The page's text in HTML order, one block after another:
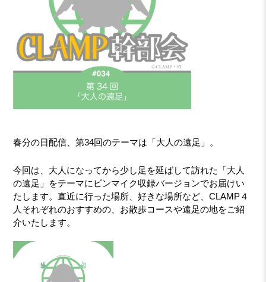
春分の日配信、第34回のテーマは「大人の遠足」。
今回は、大人になってから少し足を延ばして訪れた「大人
の遠足」をテーマにピンマイク収録バージョンでお届けい
たします。直近に行った場所、好きな場所など、CLAMP４
人それぞれのおすすめの、お散歩コースや遠足の地をご紹
介いたします。